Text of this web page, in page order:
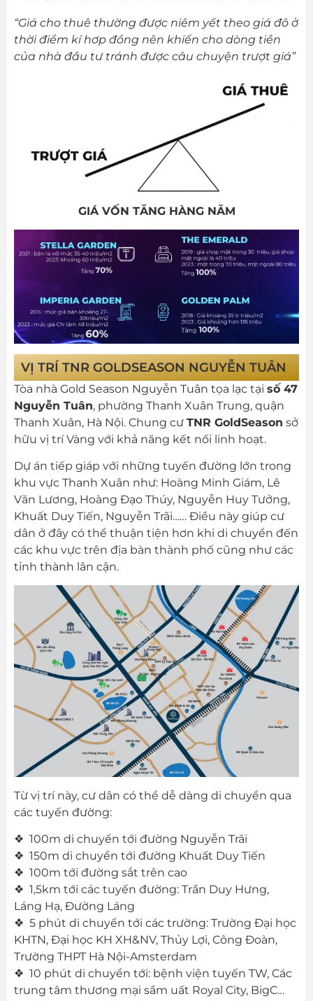
“Giá cho thuê thường được niêm yết theo giá đô ở
thời điểm kí hơp đồng nên khiến cho dòng tiền
của nhà đầu tư tránh được câu chuyện trượt giá”
GIÁ VỐN TĂNG HÀNG NĂM
VỊ TRÍ TNR GOLDSEASON NGUYỄN TUÂN
Tòa nhà Gold Season Nguyễn Tuân tọa lạc tại số 47
Nguyễn Tuân, phường Thanh Xuân Trung, quận
Thanh Xuân, Hà Nội. Chung cư TNR GoldSeason sở
hữu vị trí Vàng với khả năng kết nối linh hoạt.
Dự án tiếp giáp với những tuyến đường lớn trong
khu vực Thanh Xuân như: Hoàng Minh Giám, Lê
Văn Lương, Hoàng Đạo Thúy, Nguyễn Huy Tưởng,
Khuất Duy Tiến, Nguyễn Trãi…… Điều này giúp cư
dân ở đây có thể thuận tiện hơn khi di chuyển đến
các khu vực trên địa bàn thành phố cũng như các
tỉnh thành lân cận.
Từ vị trí này, cư dân có thể dễ dàng di chuyển qua
các tuyến đường:
❖ 100m di chuyển tới đường Nguyễn Trãi
❖ 150m di chuyển tới đường Khuất Duy Tiến
❖ 100m tới đường sắt trên cao
❖ 1,5km tới các tuyến đường: Trần Duy Hưng,
Láng Hạ, Đường Láng
❖ 5 phút di chuyển tới các trường: Trường Đại học
KHTN, Đại học KH XH&NV, Thủy Lợi, Công Đoàn,
Trường THPT Hà Nội-Amsterdam
❖ 10 phút di chuyển tới: bệnh viện tuyến TW, Các
trung tâm thương mại sầm uất Royal City, BigC…